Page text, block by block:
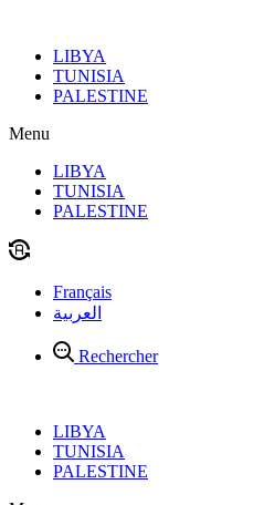
contenuLIBYA
TUNISIA
PALESTINE
Menu
LIBYA
TUNISIA
PALESTINE
Français
العربية
Rechercher
LIBYA
TUNISIA
PALESTINE